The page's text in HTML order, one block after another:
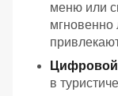
меню или
мгновенно
Цифровой
в